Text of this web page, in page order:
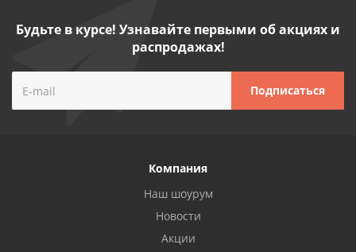
Будьте в курсе! Узнавайте первыми об акциях и
распродажах!
Компания
Наш шоурум
Новости
Акции